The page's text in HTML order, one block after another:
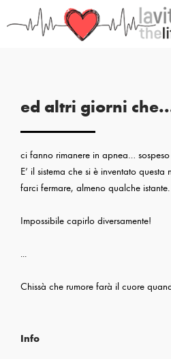
ed altri giorni
ci fanno rimanere in apnea…
E’ il sistema che si è inventato
farci fermare, almeno qualche istante.
Impossibile capirlo diversamente!
...
Chissà che rumore farà il cuore
Info